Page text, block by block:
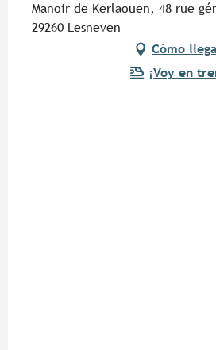
Manoir de Kerlaouen, 48 rue
29260 Lesneven
Cómo
¡Voy en